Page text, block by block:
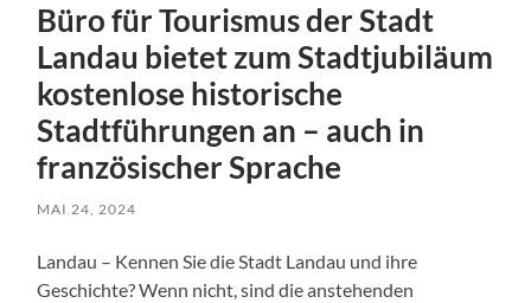
Büro für Tourismus der Stadt
Landau bietet zum Stadtjubiläum
kostenlose historische
Stadtführungen an – auch in
französischer Sprache
MAI 24, 2024
Landau – Kennen Sie die Stadt Landau und ihre
Geschichte? Wenn nicht, sind die anstehenden